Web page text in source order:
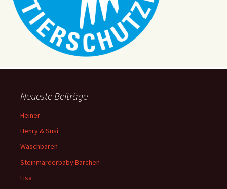
a
v
i
n
Neueste Beiträge
Heiner
Henry & Susi
Waschbären
Steinmarderbaby Bärchen
Lisa